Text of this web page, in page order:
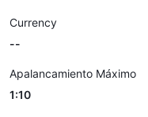
Currency
--
Apalancamiento Máximo
1:10